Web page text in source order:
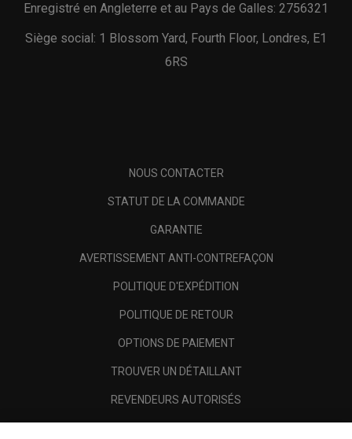
Enregistré en Angleterre et au Pays de Galles: 2756321
Siège social: 1 Blossom Yard, Fourth Floor, Londres, E1
6RS
NOUS CONTACTER
STATUT DE LA COMMANDE
GARANTIE
AVERTISSEMENT ANTI-CONTREFAÇON
POLITIQUE D'EXPÉDITION
POLITIQUE DE RETOUR
OPTIONS DE PAIEMENT
TROUVER UN DÉTAILLANT
REVENDEURS AUTORISÉS